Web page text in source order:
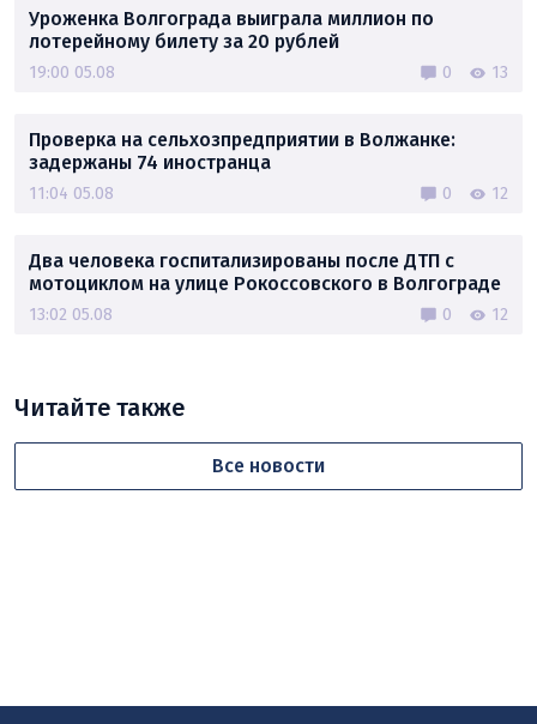
Уроженка Волгограда выиграла миллион по
лотерейному билету за 20 рублей
19:00 05.08 0 13
Проверка на сельхозпредприятии в Волжанке:
задержаны 74 иностранца
11:04 05.08 0 12
Два человека госпитализированы после ДТП с
мотоциклом на улице Рокоссовского в Волгограде
13:02 05.08 0 12
Читайте также
Все новости